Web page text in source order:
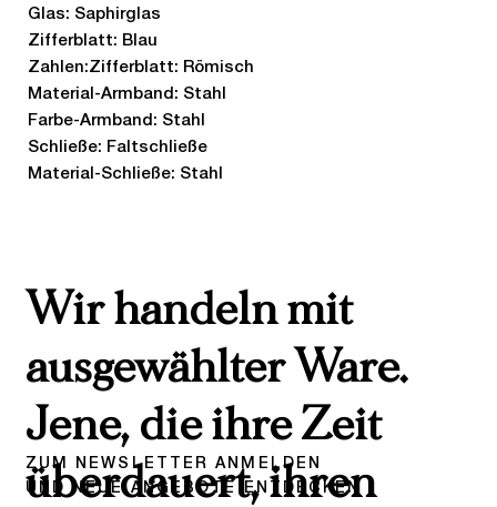
Glas: Saphirglas
Zifferblatt: Blau
Zahlen:Zifferblatt: Römisch
Material-Armband: Stahl
Farbe-Armband: Stahl
Schließe: Faltschließe
Material-Schließe: Stahl
Wir handeln mit
ausgewählter Ware.
Jene, die ihre Zeit
überdauert, ihren
ZUM NEWSLETTER ANMELDEN
UND NEUE ANGEBOTE ENTDECKEN